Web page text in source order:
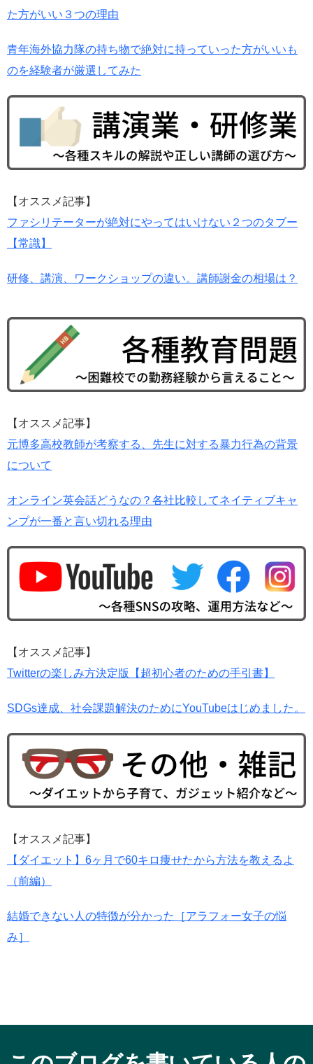
た方がいい３つの理由
青年海外協力隊の持ち物で絶対に持っていった方がいいも
のを経験者が厳選してみた
【オススメ記事】
ファシリテーターが絶対にやってはいけない２つのタブー
【常識】
研修、講演、ワークショップの違い。講師謝金の相場は？
【オススメ記事】
元博多高校教師が考察する、先生に対する暴力行為の背景
について
オンライン英会話どうなの？各社比較してネイティブキャ
ンプが一番と言い切れる理由
【オススメ記事】
Twitterの楽しみ方決定版【超初心者のための手引書】
SDGs達成、社会課題解決のためにYouTubeはじめました。
【オススメ記事】
【ダイエット】6ヶ月で60キロ痩せたから方法を教えるよ
（前編）
結婚できない人の特徴が分かった［アラフォー女子の悩
み］